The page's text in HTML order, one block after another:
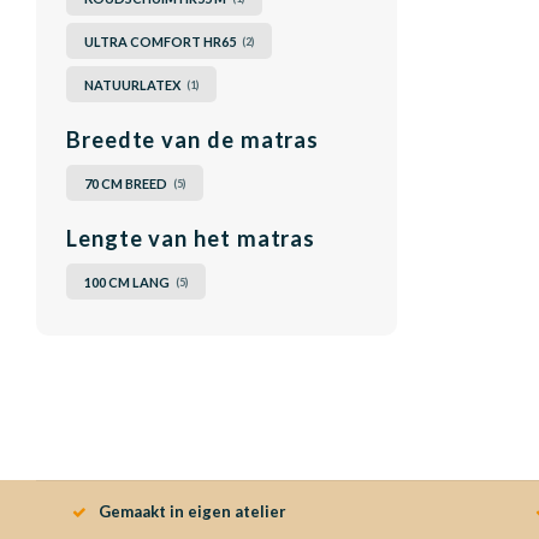
ULTRA COMFORT HR65 (2)
NATUURLATEX (1)
Breedte van de matras
70 CM BREED (5)
Lengte van het matras
100 CM LANG (5)
Gemaakt in eigen atelier